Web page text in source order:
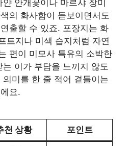
안개꽃이나 마르샤 장미
의 화사함이 돋보이면서도
출할 수 있죠. 포장지는 화
트지나 미색 습지처럼 자연
편이 미모사 특유의 소박한
이가 부담을 느끼지 않도
미를 한 줄 적어 곁들이는
요.
천 상황 포인트